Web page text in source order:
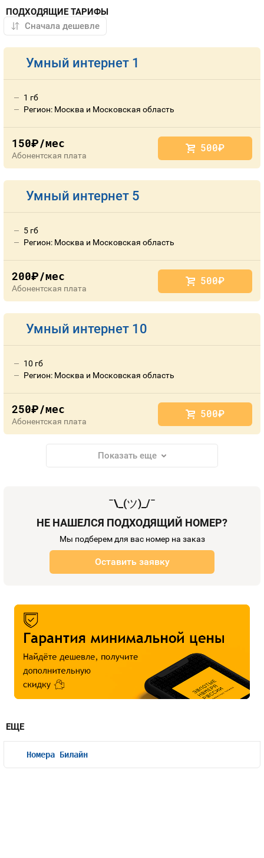
ПОДХОДЯЩИЕ ТАРИФЫ
Умный интернет 1
1 гб
Регион: Москва и Московская область
150руб./мес
Абонентская плата
500руб.
Умный интернет 5
5 гб
Регион: Москва и Московская область
200руб./мес
Абонентская плата
500руб.
Умный интернет 10
10 гб
Регион: Москва и Московская область
250руб./мес
Абонентская плата
500руб.
Показать еще
¯\_(ツ)_/¯
НЕ НАШЕЛСЯ ПОДХОДЯЩИЙ НОМЕР?
Мы подберем для вас номер на заказ
Оставить заявку
ЕЩЕ
Номера Билайн